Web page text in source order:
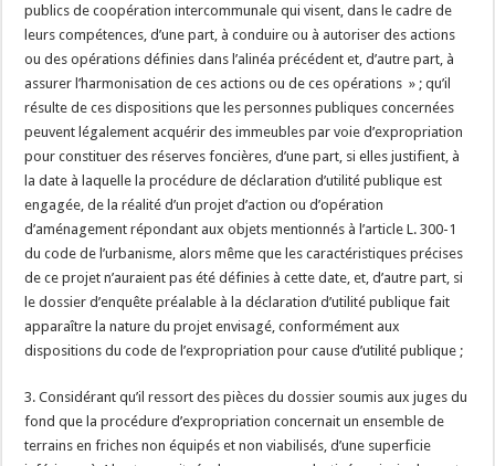
publics de coopération intercommunale qui visent, dans le cadre de
leurs compétences, d’une part, à conduire ou à autoriser des actions
ou des opérations définies dans l’alinéa précédent et, d’autre part, à
assurer l’harmonisation de ces actions ou de ces opérations » ; qu’il
résulte de ces dispositions que les personnes publiques concernées
peuvent légalement acquérir des immeubles par voie d’expropriation
pour constituer des réserves foncières, d’une part, si elles justifient, à
la date à laquelle la procédure de déclaration d’utilité publique est
engagée, de la réalité d’un projet d’action ou d’opération
d’aménagement répondant aux objets mentionnés à l’article L. 300-1
du code de l’urbanisme, alors même que les caractéristiques précises
de ce projet n’auraient pas été définies à cette date, et, d’autre part, si
le dossier d’enquête préalable à la déclaration d’utilité publique fait
apparaître la nature du projet envisagé, conformément aux
dispositions du code de l’expropriation pour cause d’utilité publique ;
3. Considérant qu’il ressort des pièces du dossier soumis aux juges du
fond que la procédure d’expropriation concernait un ensemble de
terrains en friches non équipés et non viabilisés, d’une superficie